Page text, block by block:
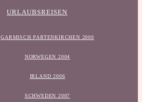
URLAUBSREISEN
GARMISCH PARTENKIRCHEN 2000
NORWEGEN 2004
IRLAND 2006
SCHWEDEN 2007